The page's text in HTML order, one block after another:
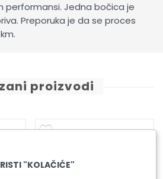
performansi. Jedna bočica je
Preporuka je da se proces
proizvodi
"KOLAČIĆE"